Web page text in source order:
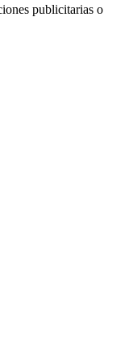
publicitarias o